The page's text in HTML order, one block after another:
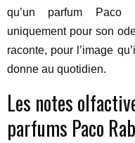
qu’un parfum Paco
uniquement pour son
raconte, pour l’image
donne au quotidien.
Les notes
parfums Paco